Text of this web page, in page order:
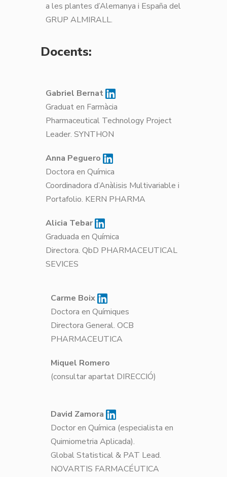
a les plantes d’Alemanya i España del
GRUP ALMIRALL.
Docents:
Gabriel Bernat
Graduat en Farmàcia
Pharmaceutical Technology Project
Leader. SYNTHON
Anna Peguero
Doctora en Química
Coordinadora d’Anàlisis Multivariable i
Portafolio. KERN PHARMA
Alicia Tebar
Graduada en Química
Directora. QbD PHARMACEUTICAL
SEVICES
Carme Boix
Doctora en Químiques
Directora General. OCB
PHARMACEUTICA
Miquel Romero
(consultar apartat DIRECCIÓ)
David Zamora
Doctor en Química (especialista en
Quimiometria Aplicada).
Global Statistical & PAT Lead.
NOVARTIS FARMACÉUTICA